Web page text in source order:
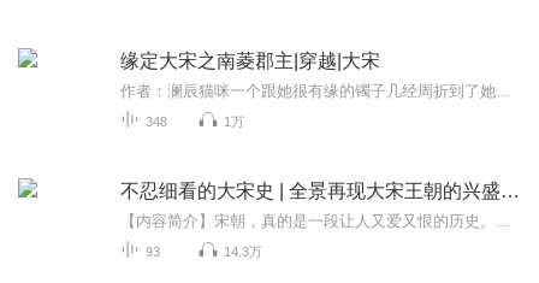
缘定大宋之南菱郡主|穿越|大宋
348 1万
不忍细看的大宋史 | 全景再现大宋王朝的兴盛衰亡
93 14.3万